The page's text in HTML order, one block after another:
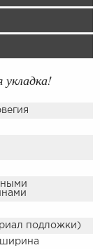
укладка!
подложки)
ширина